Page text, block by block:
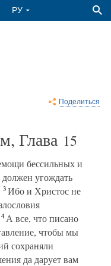
Поделиться
Глава 15
бессильных и
угождать
3Ибо и Христос не
4А все, что писано
чтобы мы
сохраняли
да дарует вам